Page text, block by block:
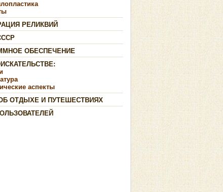
РЕЛИКВИЙ
ОБЕСПЕЧЕНИЕ
аспекты
ОТДЫХЕ И ПУТЕШЕСТВИЯХ